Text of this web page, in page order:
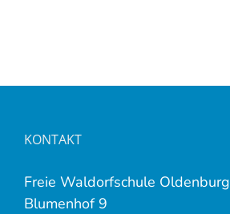
KONTAKT
Freie Waldorfschule Oldenburg
Blumenhof 9